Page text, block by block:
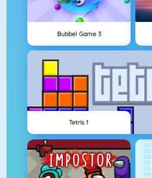
Bubbel Game 3
Tetris 1